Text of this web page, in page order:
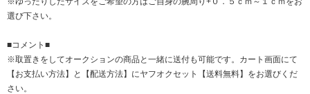
選び下さい。
■コメント■
※取置きをしてオークションの商品と一緒に送付も可能です。カート画面にて
【お支払い方法】と【配送方法】にヤフオクセット【送料無料】をお選びくだ
さい。